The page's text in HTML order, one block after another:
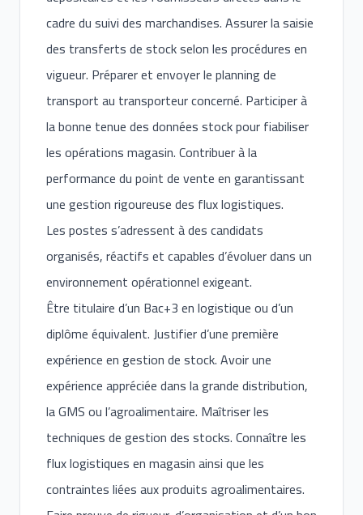
cadre du suivi des marchandises. Assurer la saisie
des transferts de stock selon les procédures en
vigueur. Préparer et envoyer le planning de
transport au transporteur concerné. Participer à
la bonne tenue des données stock pour fiabiliser
les opérations magasin. Contribuer à la
performance du point de vente en garantissant
une gestion rigoureuse des flux logistiques.
Les postes s’adressent à des candidats
organisés, réactifs et capables d’évoluer dans un
environnement opérationnel exigeant.
Être titulaire d’un Bac+3 en logistique ou d’un
diplôme équivalent. Justifier d’une première
expérience en gestion de stock. Avoir une
expérience appréciée dans la grande distribution,
la GMS ou l’agroalimentaire. Maîtriser les
techniques de gestion des stocks. Connaître les
flux logistiques en magasin ainsi que les
contraintes liées aux produits agroalimentaires.